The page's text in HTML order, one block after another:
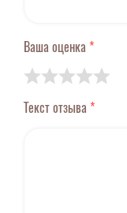
Ваша оценка *
Текст отзыва *